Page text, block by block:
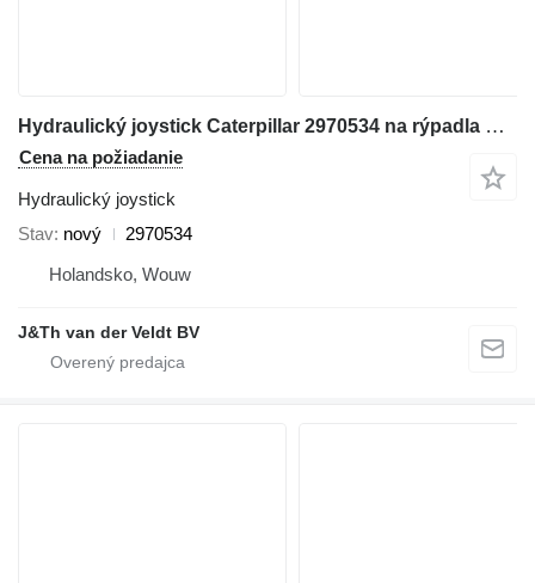
Hydraulický joystick Caterpillar 2970534 na rýpadla Caterpillar 345C 320D 330D 311D 321D 312D 323D 314D 324D 315D 325D 345D 328D 319D 329D 349D 320D2 349D2
Cena na požiadanie
Hydraulický joystick
Stav nový
2970534
Holandsko, Wouw
J&Th van der Veldt BV